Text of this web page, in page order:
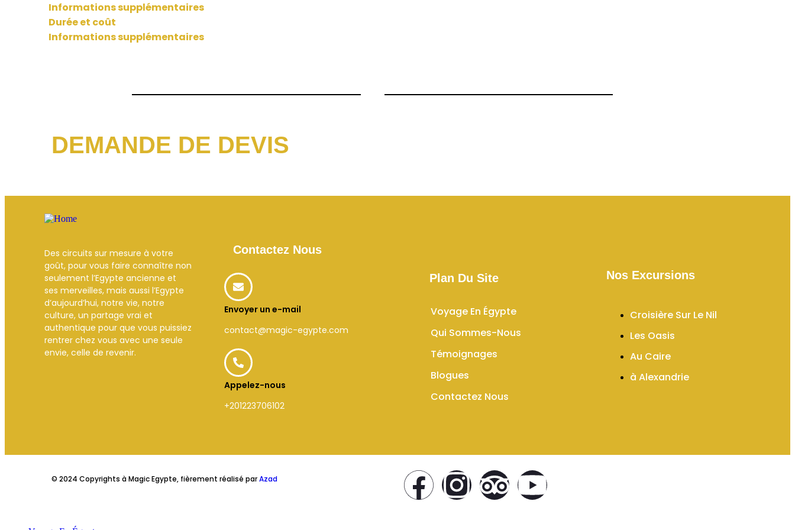
Informations supplémentaires
Durée et coût
Informations supplémentaires
DEMANDE DE DEVIS
Des circuits sur mesure à votre
goût, pour vous faire connaître non
seulement l’Egypte ancienne et
ses merveilles, mais aussi l’Egypte
d’aujourd’hui, notre vie, notre
culture, un partage vrai et
authentique pour que vous puissiez
rentrer chez vous avec une seule
envie, celle de revenir.
Contactez Nous
Envoyer un e-mail
contact@magic-egypte.com
Appelez-nous
+201223706102
Plan Du Site
Voyage En Égypte
Qui Sommes-Nous
Témoignages
Blogues
Contactez Nous
Nos Excursions
Croisière Sur Le Nil
Les Oasis
Au Caire
à Alexandrie
© 2024 Copyrights à Magic Egypte, fièrement réalisé parAzad